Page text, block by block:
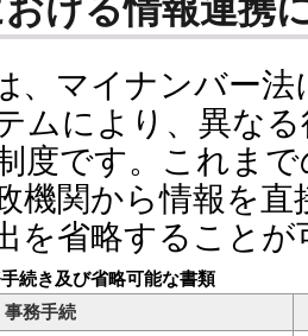
ける情報連携
、マイナンバー法
ムにより、異な
度です。これま
機関から情報を
を省略すること
続き及び省略可能な書類
事務手続